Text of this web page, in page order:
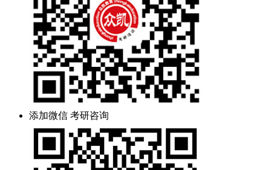
添加微信 考研咨询